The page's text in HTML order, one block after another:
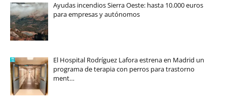
Ayudas incendios Sierra Oeste: hasta 10.000 euros
para empresas y autónomos
El Hospital Rodríguez Lafora estrena en Madrid un
programa de terapia con perros para trastorno
ment…